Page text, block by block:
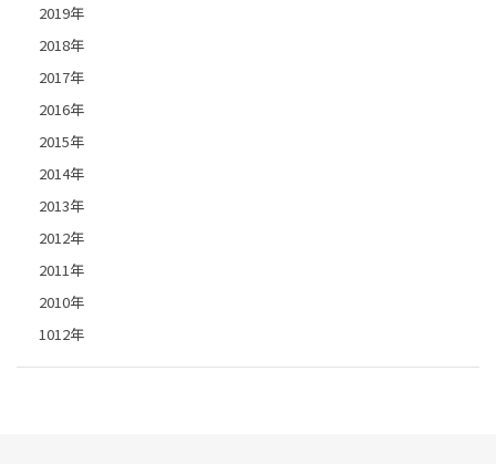
2019年
2018年
2017年
2016年
2015年
2014年
2013年
2012年
2011年
2010年
1012年